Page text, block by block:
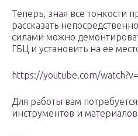
Теперь, зная все тонкости
рассказать
силами можно
ГБЦ и установить на ее
https://youtube.com/
Для работы вам
инструментов и